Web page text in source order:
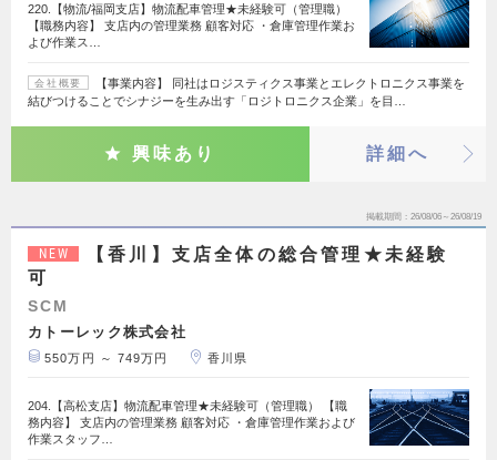
220.【物流/福岡支店】物流配車管理★未経験可（管理職）
【職務内容】 支店内の管理業務 顧客対応 ・倉庫管理作業お
よび作業ス…
会社概要
【事業内容】 同社はロジスティクス事業とエレクトロニクス事業を
結びつけることでシナジーを生み出す「ロジトロニクス企業」を目…
興味あり 詳細へ
掲載期間 26/08/06～26/08/19
NEW
【香川】支店全体の総合管理★未経験
可
SCM
カトーレック株式会社
550万円 ～ 749万円 香川県
204.【高松支店】物流配車管理★未経験可（管理職） 【職
務内容】 支店内の管理業務 顧客対応 ・倉庫管理作業および
作業スタッフ…